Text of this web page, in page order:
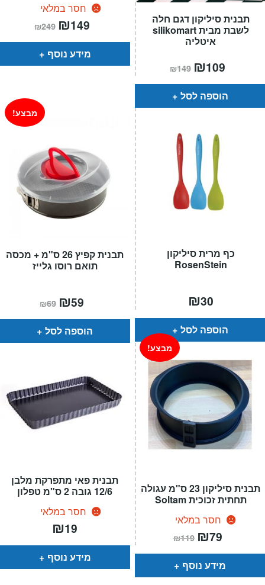
חסר במלאי
₪249 המחיר
המקורי
היה:
₪249.
₪149
הוא:
מידע נוסף
תבנית סיליקון דגם חלה
לשבת מבית silikomart
איטליה
₪149 המחיר
המקורי
היה:
₪149.
₪109
הוא:
הוספה לסל
תבנית קפיץ 26 ס"מ + מכסה
תואם רוסו גלייז
מבצע!
₪69 המחיר
המקורי
היה:
₪69.
₪59
הוא:
הוספה לסל
כף מרית סיליקון
RosenStein
₪30
הוספה לסל
תבנית פאי מתפרקת מלבן
12/6 גובה 2 ס"מ טפלון
חסר במלאי
₪19
מידע נוסף
תבנית סיליקון 23 ס"מ עגולה
תחתית זכוכית Soltam
חסר במלאי
מבצע!
₪119 המחיר
המקורי
היה:
₪119.
₪79
הוא:
מידע נוסף